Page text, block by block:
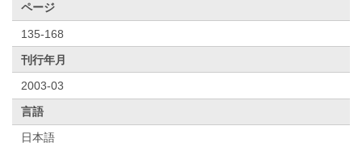
ページ
135-168
刊行年月
2003-03
言語
日本語